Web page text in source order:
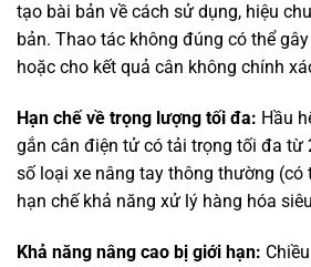
tạo bài bản về cách sử dụng, hiệu
bản. Thao tác không đúng có thể
hoặc cho kết quả cân không chính
Hạn chế về trọng lượng tối đa: Hầu
gắn cân điện tử có tải trọng tối đa từ
số loại xe nâng tay thông thường (có
hạn chế khả năng xử lý hàng hóa
Khả năng nâng cao bị giới hạn: